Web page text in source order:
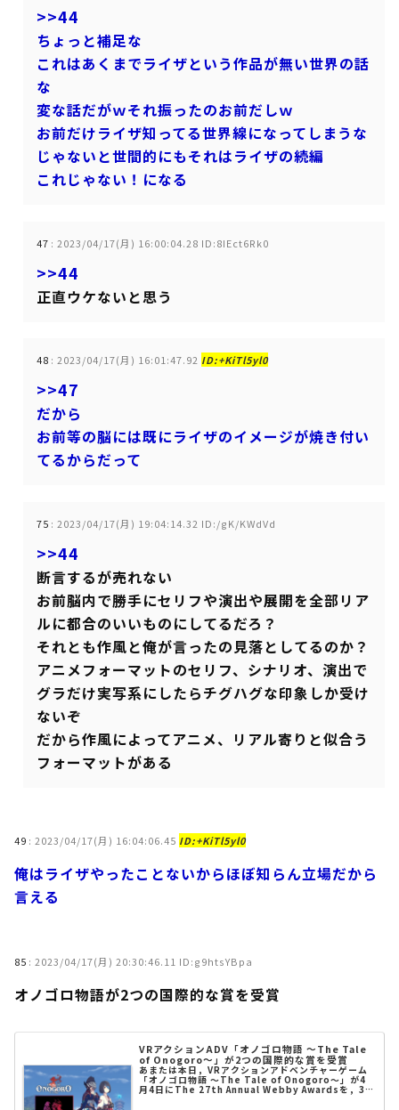
>>44
ちょっと補足な
これはあくまでライザという作品が無い世界の話
な
変な話だがｗそれ振ったのお前だしｗ
お前だけライザ知ってる世界線になってしまうな
じゃないと世間的にもそれはライザの続編
これじゃない！になる
47 : 2023/04/17(月) 16:00:04.28 ID:8IEct6Rk0
>>44
正直ウケないと思う
48 : 2023/04/17(月) 16:01:47.92 ID:+KiTl5yl0
>>47
だから
お前等の脳には既にライザのイメージが焼き付い
てるからだって
75 : 2023/04/17(月) 19:04:14.32 ID:/gK/KWdVd
>>44
断言するが売れない
お前脳内で勝手にセリフや演出や展開を全部リア
ルに都合のいいものにしてるだろ？
それとも作風と俺が言ったの見落としてるのか？
アニメフォーマットのセリフ、シナリオ、演出で
グラだけ実写系にしたらチグハグな印象しか受け
ないぞ
だから作風によってアニメ、リアル寄りと似合う
フォーマットがある
49 : 2023/04/17(月) 16:04:06.45 ID:+KiTl5yl0
俺はライザやったことないからほぼ知らん立場だから
言える
85 : 2023/04/17(月) 20:30:46.11 ID:g9htsYBpa
オノゴロ物語が2つの国際的な賞を受賞
VRアクションADV「オノゴロ物語 〜The Tale
of Onogoro〜」が2つの国際的な賞を受賞
あまたは本日，VRアクションアドベンチャーゲーム
「オノゴロ物語 〜The Tale of Onogoro〜」が4
月4日にThe 27th Annual Webby Awardsを，3月